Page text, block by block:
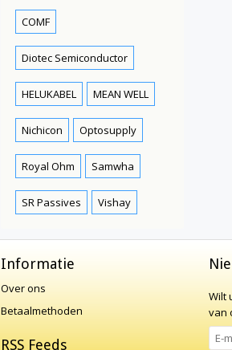
COMF
Diotec Semiconductor
HELUKABEL MEAN WELL
Nichicon Optosupply
Royal Ohm Samwha
SR Passives Vishay
Informatie
Over ons
Betaalmethoden
RSS Feeds
Wilt
van